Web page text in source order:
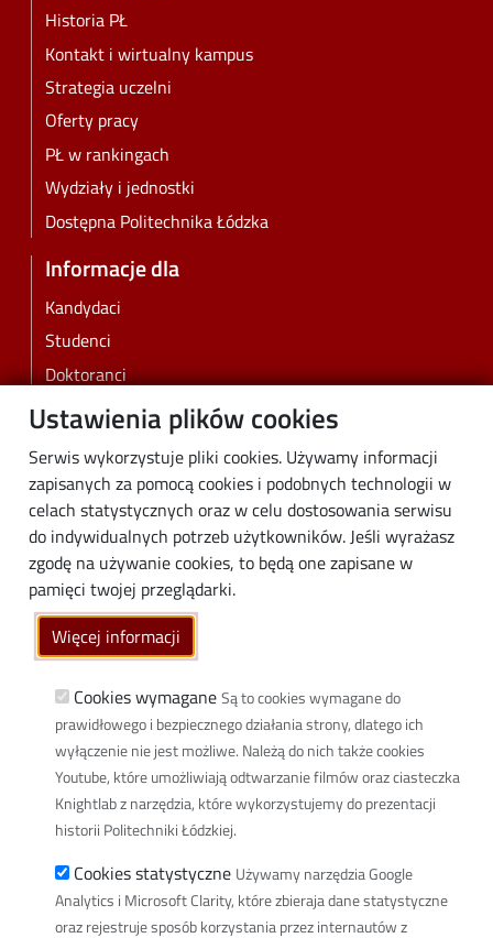
Ustawienia plików cookies
Serwis wykorzystuje pliki cookies. Używamy informacji
zapisanych za pomocą cookies i podobnych technologii w
celach statystycznych oraz w celu dostosowania serwisu
do indywidualnych potrzeb użytkowników. Jeśli wyrażasz
zgodę na używanie cookies, to będą one zapisane w
pamięci twojej przeglądarki.
Więcej informacji
Cookies wymagane Są to cookies wymagane do
prawidłowego i bezpiecznego działania strony, dlatego ich
wyłączenie nie jest możliwe. Należą do nich także cookies
Youtube, które umożliwiają odtwarzanie filmów oraz ciasteczka
Knightlab z narzędzia, które wykorzystujemy do prezentacji
historii Politechniki Łódzkiej.
Cookies statystyczne Używamy narzędzia Google
Analytics i Microsoft Clarity, które zbieraja dane statystyczne
oraz rejestruje sposób korzystania przez internautów z
Historia PŁ
Kontakt i wirtualny kampus
Strategia uczelni
Oferty pracy
PŁ w rankingach
Wydziały i jednostki
Dostępna Politechnika Łódzka
Informacje dla
Kandydaci
Studenci
Doktoranci
Pracownicy
Biznes
Media
Społeczność lokalna
Linki
Wikamp
Poczta elektroniczna
Biblioteka PŁ
Dyscypliny naukowe w PŁ
Inicjatywa Doskonałości Uczelnia Badawcza
BIP
Klauzula RODO
Polityka prywatności
Deklaracja dostępności cyfrowej
Informacja o PŁ w Polskim Języku Migowym